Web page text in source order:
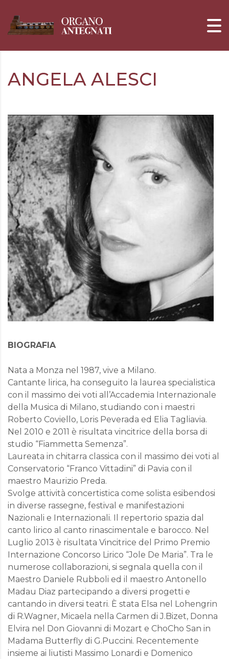
ANGELA ALESCI
BIOGRAFIA
Nata a Monza nel 1987, vive a Milano.
Cantante lirica, ha conseguito la laurea specialistica
con il massimo dei voti all’Accademia Internazionale
della Musica di Milano, studiando con i maestri
Roberto Coviello, Loris Peverada ed Elia Tagliavia.
Nel 2010 e 2011 è risultata vincitrice della borsa di
studio “Fiammetta Semenza”.
Laureata in chitarra classica con il massimo dei voti al
Conservatorio “Franco Vittadini” di Pavia con il
maestro Maurizio Preda.
Svolge attività concertistica come solista esibendosi
in diverse rassegne, festival e manifestazioni
Nazionali e Internazionali. Il repertorio spazia dal
canto lirico al canto rinascimentale e barocco. Nel
Luglio 2013 è risultata Vincitrice del Primo Premio
Internazione Concorso Lirico “Jole De Maria”. Tra le
numerose collaborazioni, si segnala quella con il
Maestro Daniele Rubboli ed il maestro Antonello
Madau Diaz partecipando a diversi progetti e
cantando in diversi teatri. È stata Elsa nel Lohengrin
di R.Wagner, Micaela nella Carmen di J.Bizet, Donna
Elvira nel Don Giovanni di Mozart e ChoCho San in
Madama Butterfly di G.Puccini. Recentemente
insieme ai liutisti Massimo Lonardi e Domenico